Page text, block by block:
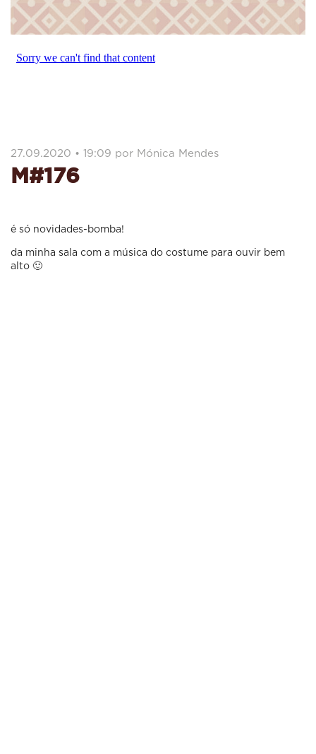
27.09.2020 • 19:09 por Mónica Mendes
M#176
é só novidades-bomba!
da minha sala com a música do costume para ouvir bem
alto 🙂